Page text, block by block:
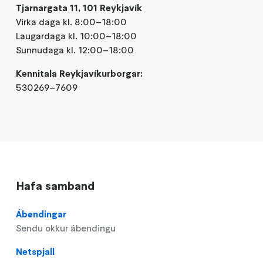
Tjarnargata 11, 101 Reykjavík
Virka daga kl. 8:00–18:00
Laugardaga kl. 10:00–18:00
Sunnudaga kl. 12:00–18:00
Kennitala Reykjavíkurborgar:
530269–7609
Hafa samband
Ábendingar
Sendu okkur ábendingu
Netspjall